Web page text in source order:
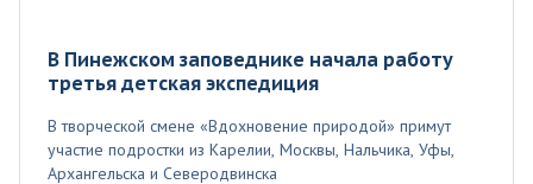
В Пинежском заповеднике начала работу
третья детская экспедиция
В творческой смене «Вдохновение природой» примут
участие подростки из Карелии, Москвы, Нальчика, Уфы,
Архангельска и Северодвинска